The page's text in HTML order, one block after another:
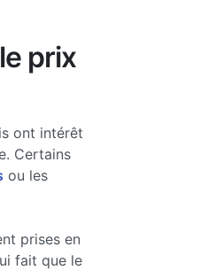
prix
ont intérêt
Certains
ou les
prises en
fait que le